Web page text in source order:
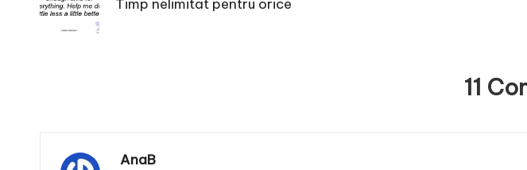
Timp nelimitat pentru orice
11
AnaB